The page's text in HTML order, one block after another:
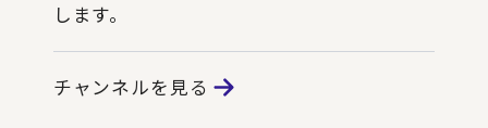
します。
チャンネルを見る